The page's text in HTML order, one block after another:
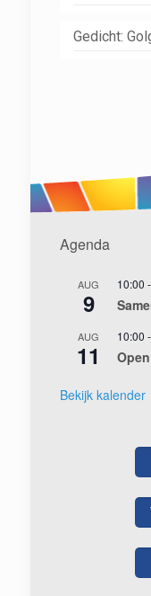
Gedicht:
Agenda
AUG
9
10:00 -
AUG
11
10:00 -
Bekijk kalender